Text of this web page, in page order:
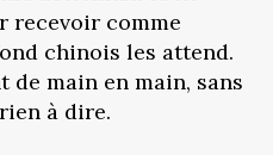
recevoir comme
chinois les attend.
main en main, sans
à dire.